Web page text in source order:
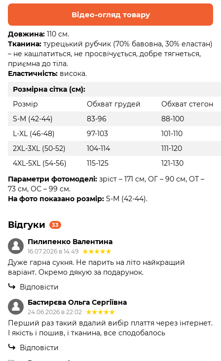
Відео-огляд товару
Довжина: 110 см.
Тканина: турецький рубчик (70% бавовна, 30% еластан)
– не кашлатиться, не просвічується, добре тягнеться,
приємна до тіла.
Еластичність: висока.
Розмірна сітка (см):
Розмір
Обхват грудей
Обхват стегон
S-M (42-44)
83-96
88-100
L-XL (46-48)
97-103
101-110
2XL-3XL (50-52)
104-114
111-120
4XL-5XL (54-56)
115-125
121-130
Параметри фотомоделі: зріст – 171 см, ОГ – 90 см, ОТ –
73 см, ОС – 99 см.
На фото показано розмір: S-M (42-44).
Відгуки 33
Пилипенко Валентина
16.07.2026 в 14:49
Дуже гарна сукня. Не парить на літо найкращий
варіант. Окремо дякую за подарунок.
Відповісти
Бастирєва Ольга Сергіївна
24.06.2026 в 22:02
Перший раз такий вдалий вибір плаття через інтернет.
І якість і пошив, і тканина, все сподобалось
Відповісти